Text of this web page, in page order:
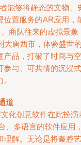
能够将静态的文物、
位置服务的AR应用，
商队往来的虚拟景象
大唐西市，体验盛世
产品，打破了时间与空
参与、可共情的沉浸式
道
化创意软件在此扮演
、多语言的软件应用
理解。无论是将秦腔艺